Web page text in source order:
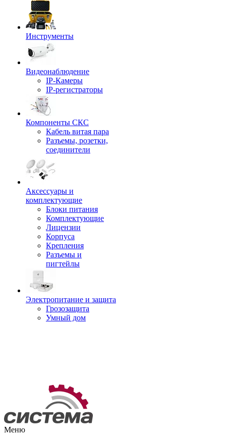
Инструменты
Видеонаблюдение
IP-Камеры
IP-регистраторы
Компоненты СКС
Кабель витая пара
Разъемы, розетки,
соединители
Аксессуары и
комплектующие
Блоки питания
Комплектующие
Лицензии
Корпуса
Крепления
Разъемы и
пигтейлы
Электропитание и защита
Грозозащита
Умный дом
Меню